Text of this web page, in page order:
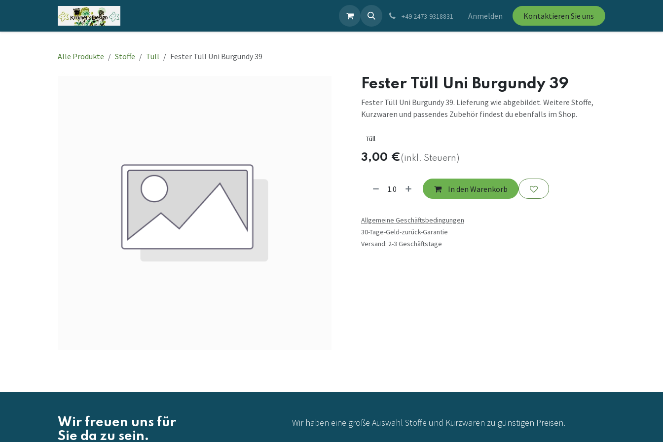
Zum Inhalt springen
+49 2473-9318831 Anmelden Kontaktieren Sie uns
Alle Produkte Stoffe Tüll Fester Tüll Uni Burgundy 39
Fester Tüll Uni Burgundy 39
Fester Tüll Uni Burgundy 39. Lieferung wie abgebildet. Weitere Stoffe,
Kurzwaren und passendes Zubehör findest du ebenfalls im Shop.
Tüll
3,00 €(inkl. Steuern)
In den Warenkorb
Allgemeine Geschäftsbedingungen
30-Tage-Geld-zurück-Garantie
Versand: 2-3 Geschäftstage
Wir freuen uns für
Sie da zu sein.
Wir haben eine große Auswahl Stoffe und Kurzwaren zu günstigen Preisen.